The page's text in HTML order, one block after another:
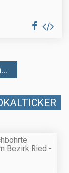
Bezirk Ried -